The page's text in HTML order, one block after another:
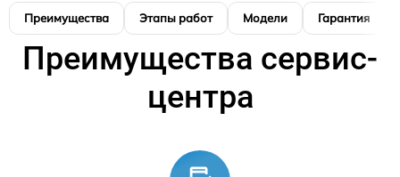
Преимущества Этапы работ Модели Гарантия
Преимущества сервис-
центра